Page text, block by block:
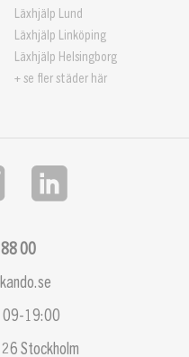
Läxhjälp Lund
Läxhjälp Linköping
Läxhjälp Helsingborg
+ se fler städer här
00
09-19:00
Stockholm